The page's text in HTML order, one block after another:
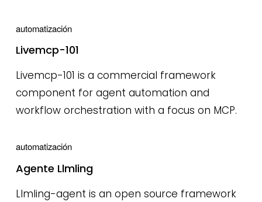
automatización
Livemcp-101
Livemcp-101 is a commercial framework
component for agent automation and
workflow orchestration with a focus on MCP.
automatización
Agente Llmling
Llmling-agent is an open source framework